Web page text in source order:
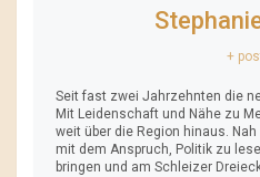
+
Seit fast zwei Jahrzehnten die
Mit Leidenschaft und Nähe zu
weit über die Region hinaus.
mit dem Anspruch, Politik zu
bringen und am Schleizer